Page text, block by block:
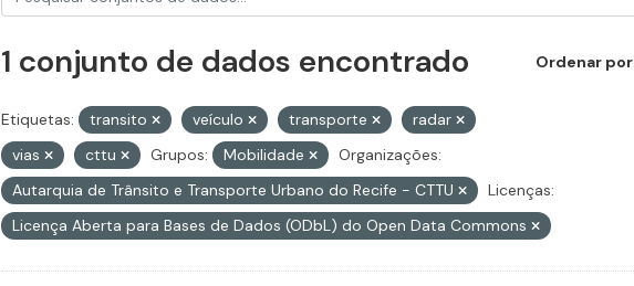
Ordenar por
1 conjunto de dados encontrado
Etiquetas: transito veículo transporte
radar
vias
cttu Grupos: Mobilidade
Organizações:
Autarquia de Trânsito e Transporte Urbano do Recife - CTTU
Licenças:
Licença Aberta para Bases de Dados (ODbL) do Open Data Commons